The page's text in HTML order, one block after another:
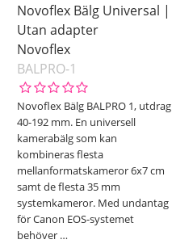
Novoflex Bälg Universal |
Utan adapter
Novoflex
BALPRO-1
Novoflex Bälg BALPRO 1, utdrag
40-192 mm. En universell
kamerabälg som kan
kombineras flesta
mellanformatskameror 6x7 cm
samt de flesta 35 mm
systemkameror. Med undantag
för Canon EOS-systemet
behöver …